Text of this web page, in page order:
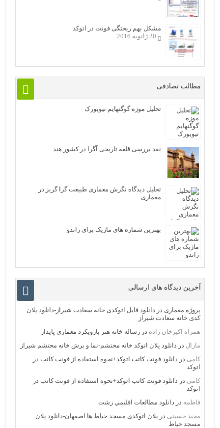
مشکل بهم ریختگی فونت در اتوکد
20 ژانویه 2016
مطالب تصادفی
تحلیل موزه گوگنهایم نیویورک
نقد بررسی قلعه تاریخی آگرا در کشور هند
تحلیل دیدگاه نگرش معماری طبيعت گرا گريز در
معماری
بهترین شماره های ماژیک برای راندو
آخرین دیدگاه های ارسالی
پروژه معماری در دانلود فایل اتوکدی خانه سعادت شیراز-دانلود پلان
کدی خانه سعادت شیراز
همراه اکبرخان زاده دررساله خانه هنر بارویکرد معماری پایدار
مارال در دانلود پلان اتوکد خانه محتشم-نما و برش خانه محتشم شیراز
کامی در دانلود فونت کاتب اتوکد+نحوه استفاده از فونت کاتب در
اتوکد
کامی در دانلود فونت کاتب اتوکد+نحوه استفاده از فونت کاتب در
اتوکد
فاطمه در دانلود مطالعات اقليمي رشت
مجید حسینی در پلان اتوکدی مسجد خیاط ها اصفهان-دانلود پلان
مسجد خیاط